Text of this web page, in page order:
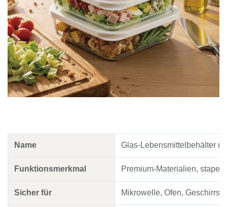
Name Glas-Lebensmittelbehälter
Funktionsmerkmal Premium-Materialien,
Sicher für Mikrowelle, Ofen,